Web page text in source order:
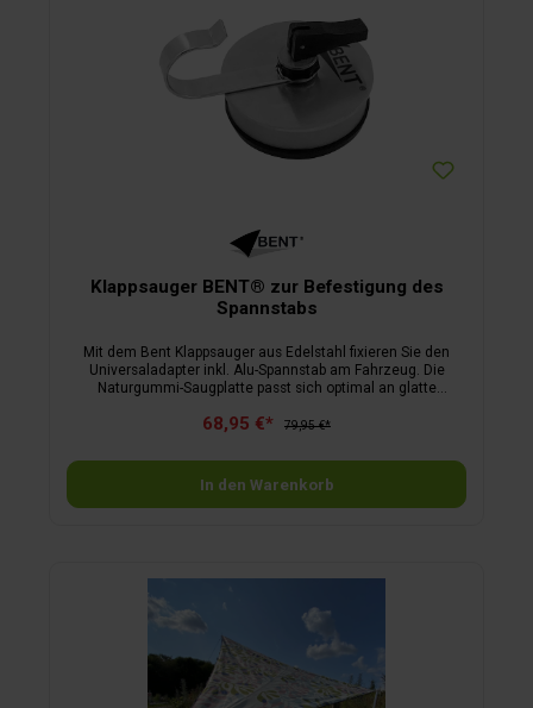
Klappsauger BENT® zur Befestigung des
Spannstabs
Mit dem Bent Klappsauger aus Edelstahl fixieren Sie den
Universaladapter inkl. Alu-Spannstab am Fahrzeug. Die
Naturgummi-Saugplatte passt sich optimal an glatte
werden.Ideal als Ergänzung für den Bent Universaladapter +
Alu-Spannstab, um das Bent System am Fahrzeug zu
befestigen. Material: Edelstahl; Saugplatte: Naturgummi.
68,95 €* 79,95 €*
In den Warenkorb